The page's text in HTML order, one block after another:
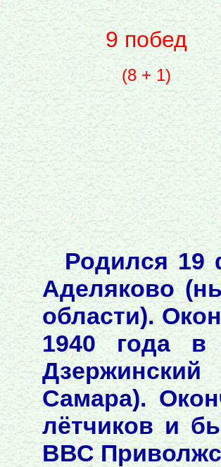
9 побед
(8 + 1)
Родился 19
Аделяково
области).
1940 года в
Самара).
лётчиков и
ВВС